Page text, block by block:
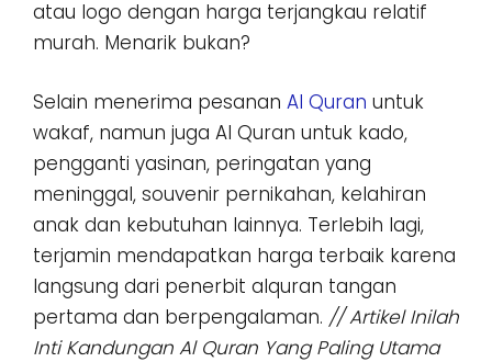
atau logo dengan harga terjangkau relatif
murah. Menarik bukan?
Selain menerima pesanan Al Quran untuk
wakaf, namun juga Al Quran untuk kado,
pengganti yasinan, peringatan yang
meninggal, souvenir pernikahan, kelahiran
anak dan kebutuhan lainnya. Terlebih lagi,
terjamin mendapatkan harga terbaik karena
langsung dari penerbit alquran tangan
pertama dan berpengalaman. // Artikel Inilah
Inti Kandungan Al Quran Yang Paling Utama